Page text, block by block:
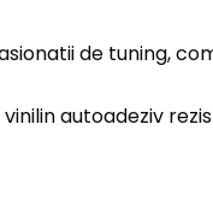
de tuning,
autoadeziv